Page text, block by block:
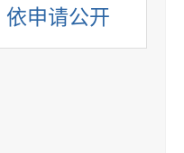
办学校
疗卫生
依申请公开